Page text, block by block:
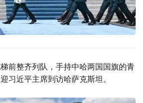
前整齐列队，手持中哈两国国旗的青
习近平主席到访哈萨克斯坦。